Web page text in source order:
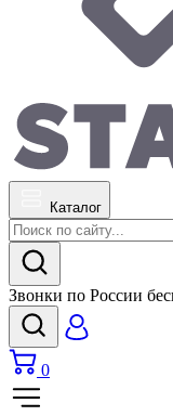
Каталог
Звонки по России
0